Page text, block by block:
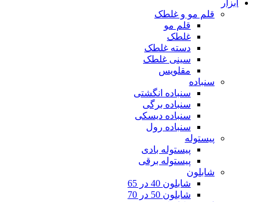
ابزار
قلم مو و غلطک
قلم مو
غلطک
دسته غلطک
سینی غلطک
مقلویس
سنباده
سنباده انگشتی
سنباده برگی
سنباده دیسکی
سنباده رول
پیستوله
پیستوله بادی
پیستوله برقی
شابلون
شابلون 40 در 65
شابلون 50 در 70